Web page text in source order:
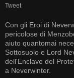
Français
Italiano
Pусский
Español
Tweet
Con gli Eroi di
pericolose di
aiuto quantomai
Sottosuolo e Lord
dell'Enclave del
a Neverwinter.